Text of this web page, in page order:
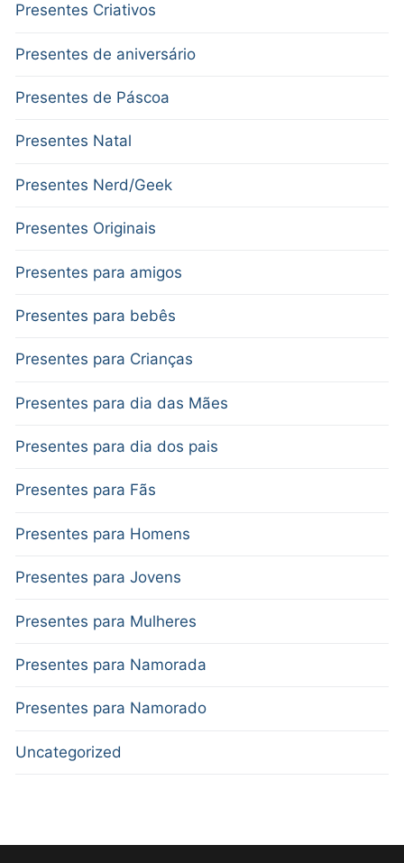
Presentes Criativos
Presentes de aniversário
Presentes de Páscoa
Presentes Natal
Presentes Nerd/Geek
Presentes Originais
Presentes para amigos
Presentes para bebês
Presentes para Crianças
Presentes para dia das Mães
Presentes para dia dos pais
Presentes para Fãs
Presentes para Homens
Presentes para Jovens
Presentes para Mulheres
Presentes para Namorada
Presentes para Namorado
Uncategorized